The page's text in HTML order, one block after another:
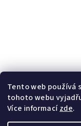
Tento web používá
tohoto webu
Více informacízde.